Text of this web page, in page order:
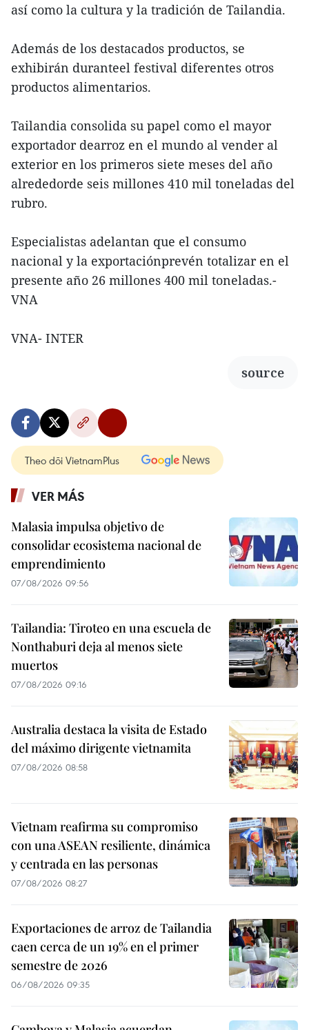
así como la cultura y la tradición de Tailandia.
Además de los destacados productos, se
exhibirán duranteel festival diferentes otros
productos alimentarios.
Tailandia consolida su papel como el mayor
exportador dearroz en el mundo al vender al
exterior en los primeros siete meses del año
alrededorde seis millones 410 mil toneladas del
rubro.
Especialistas adelantan que el consumo
nacional y la exportaciónprevén totalizar en el
presente año 26 millones 400 mil toneladas.-
VNA
VNA- INTER
source
Theo dõi VietnamPlus
VER MÁS
Malasia impulsa objetivo de
consolidar ecosistema nacional de
emprendimiento
07/08/2026 09:56
Tailandia: Tiroteo en una escuela de
Nonthaburi deja al menos siete
muertos
07/08/2026 09:16
Australia destaca la visita de Estado
del máximo dirigente vietnamita
07/08/2026 08:58
Vietnam reafirma su compromiso
con una ASEAN resiliente, dinámica
y centrada en las personas
07/08/2026 08:27
Exportaciones de arroz de Tailandia
caen cerca de un 19% en el primer
semestre de 2026
06/08/2026 09:35